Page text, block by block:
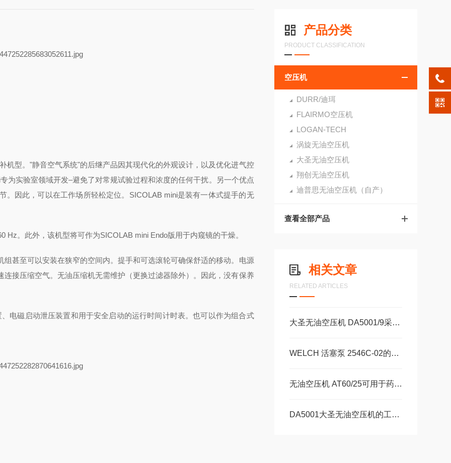
产品分类
PRODUCT CLASSIFICATION
空压机
DURR/迪珥
FLAIRMO空压机
LOGAN-TECH
涡旋无油空压机
大圣无油空压机
翔创无油空压机
迪普思无油空压机（自产）
查看全部产品
相关文章
RELATED ARTICLES
大圣无油空压机 DA5001/9采用先进的空压机工作原理
WELCH 活塞泵 2546C-02的使用及日常维护注意事项
无油空压机 AT60/25可用于药品制造中的气动输送和包装
DA5001大圣无油空压机的工作流程介绍
机型。"静音空气系统"的后继产品因其现代化的外观设计，以及优化进气控
为实验室领域开发–避免了对常规试验过程和浓度的任何干扰。另一个优点
。因此，可以在工作场所轻松定位。SICOLAB mini是装有一体式提手的无
Hz。此外，该机型将可作为SICOLAB mini Endo版用于内窥镜的干燥。
甚至可以安装在狭窄的空间内。提手和可选滚轮可确保舒适的移动。电源
接压缩空气。无油压缩机无需维护（更换过滤器除外）。因此，没有保养
电磁启动泄压装置和用于安全启动的运行时间计时表。也可以作为组合式